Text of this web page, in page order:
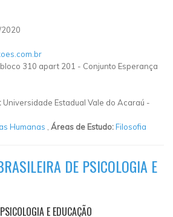
bloco 310 apart 201 - Conjunto Esperança
Universidade Estadual Vale do Acaraú -
Humanas Áreas de Estudo:Filosofia
DE PSICOLOGIA E
E EDUCAÇÃO